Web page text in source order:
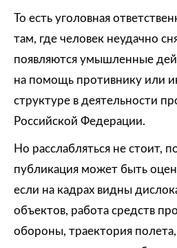
То есть уголовная
там, где человек неудачно
появляются умышленные
на помощь противнику или
структуре в деятельности
Российской Федерации.
Но расслабляться не стоит,
публикация может быть
если на кадрах видны
объектов, работа средств
обороны, траектория